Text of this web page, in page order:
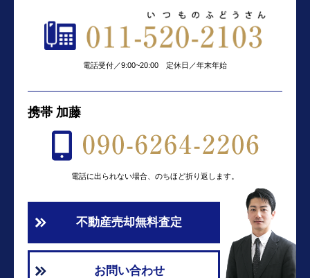
電話受付／9:00~20:00 定休日／年末年始
携帯 加藤
電話に出られない場合、のちほど折り返します。
不動産売却無料査定
お問い合わせ